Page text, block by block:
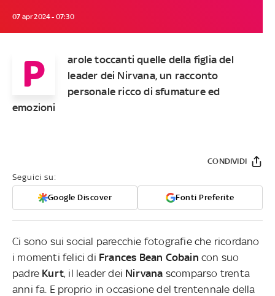
07 apr 2024 - 07:30
P
arole toccanti quelle della figlia del
leader dei Nirvana, un racconto
personale ricco di sfumature ed
emozioni
Seguici su:
Google Discover Fonti Preferite
CONDIVIDI
Ci sono sui social parecchie fotografie che ricordano
i momenti felici di Frances Bean Cobain con suo
padre Kurt, il leader dei Nirvana scomparso trenta
anni fa. E proprio in occasione del trentennale della